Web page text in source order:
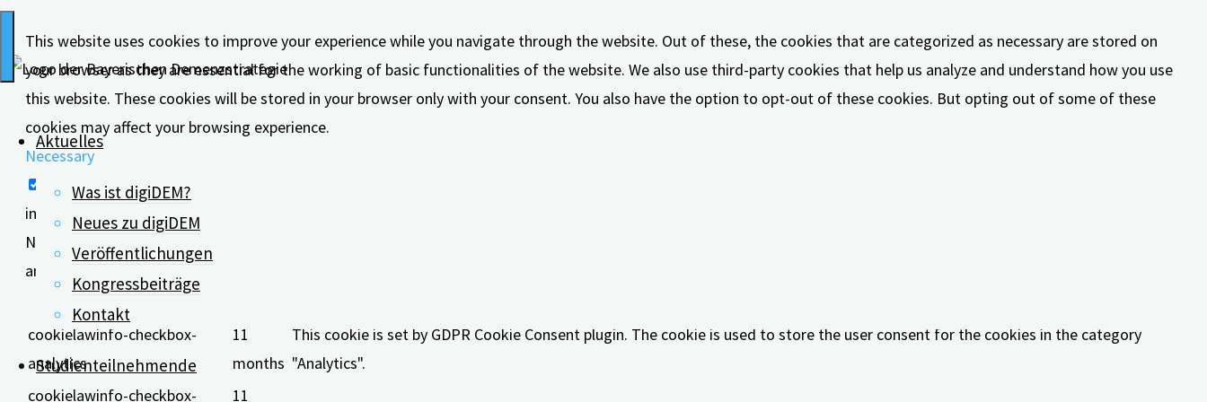
Aktuelles
Was ist digiDEM?
Neues zu digiDEM
Veröffentlichungen
Kongressbeiträge
Kontakt
Studienteilnehmende
This website uses cookies to improve your experience while you navigate through the website. Out of these, the cookies that are categorized as necessary are stored on
your browser as they are essential for the working of basic functionalities of the website. We also use third-party cookies that help us analyze and understand how you use
this website. These cookies will be stored in your browser only with your consent. You also have the option to opt-out of these cookies. But opting out of some of these
cookies may affect your browsing experience.
Necessary
Necessary
immer aktiv
Necessary cookies are absolutely essential for the website to function properly. These cookies ensure basic functionalities and security features of the website,
anonymously.
cookielawinfo-checkbox-
analytics
11
months
This cookie is set by GDPR Cookie Consent plugin. The cookie is used to store the user consent for the cookies in the category
"Analytics".
cookielawinfo-checkbox-
11